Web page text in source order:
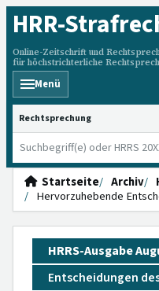
HRR-
Online-Zeitschrift und
für höchstrichterliche
Menü
HRRS durchsuchen
Startseite Archiv
Hervorzuhebende
HRRS-Ausgabe
Entscheidungen des